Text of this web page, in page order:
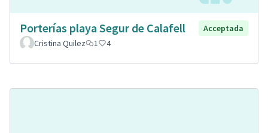
Porterías playa Segur de Calafell
Acceptada
Cristina Quilez
1 4